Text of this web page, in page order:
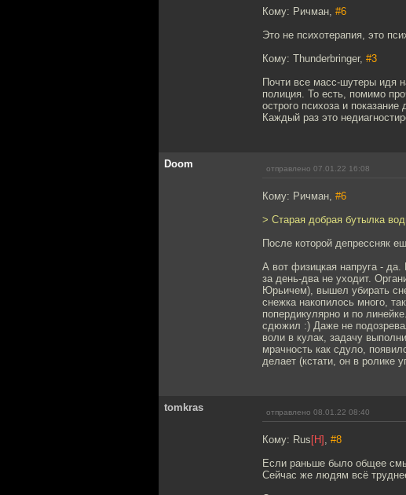
Кому: Ричман, #6
Это не психотерапия, это
Кому: Thunderbringer, #3
Почти все масс-шутеры идя
полиция. То есть, помимо
острого психоза и
Каждый раз это
Doom отправлено 07.01.22 16:08
Кому: Ричман, #6
> Старая добрая бутылка
После которой депрессняк
А вот физицкая напруга -
за день-два не уходит.
Юрьичем), вышел убирать
снежка накопилось много,
попердикулярно и по
сдюжил :) Даже не
воли в кулак, задачу
мрачность как сдуло,
делает (кстати, он в ролике
tomkras отправлено 08.01.22 08:40
Кому: Rus [H] , #8
Если раньше было общее
Сейчас же людям всё